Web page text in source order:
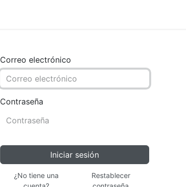
Correo electrónico
Contraseña
Iniciar sesión
¿No tiene una
Restablecer